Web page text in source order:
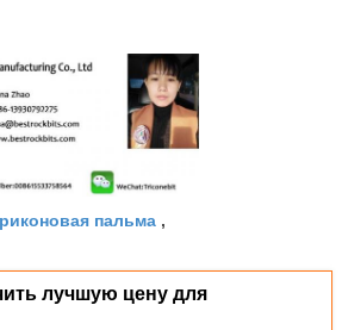
пальма ,
лучшую цену для